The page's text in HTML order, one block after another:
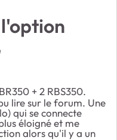
+ 2 RBS350.
lire sur le forum. Une
qui se connecte
éloigné et me
alors qu'il y a un